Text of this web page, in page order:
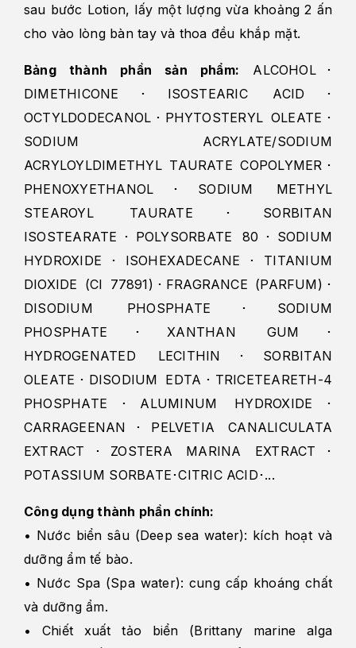
sau bước Lotion, lấy một lượng vừa khoảng 2 ấn
cho vào lòng bàn tay và thoa đều khắp mặt.
Bảng thành phần sản phẩm: ALCOHOL･
DIMETHICONE･ISOSTEARIC ACID･
OCTYLDODECANOL･PHYTOSTERYL OLEATE･
SODIUM ACRYLATE/SODIUM
ACRYLOYLDIMETHYL TAURATE COPOLYMER･
PHENOXYETHANOL･SODIUM METHYL
STEAROYL TAURATE･SORBITAN
ISOSTEARATE･POLYSORBATE 80･SODIUM
HYDROXIDE･ISOHEXADECANE･TITANIUM
DIOXIDE (CI 77891)･FRAGRANCE (PARFUM)･
DISODIUM PHOSPHATE･SODIUM
PHOSPHATE･XANTHAN GUM･
HYDROGENATED LECITHIN･SORBITAN
OLEATE･DISODIUM EDTA･TRICETEARETH-4
PHOSPHATE･ALUMINUM HYDROXIDE･
CARRAGEENAN･PELVETIA CANALICULATA
EXTRACT･ZOSTERA MARINA EXTRACT･
POTASSIUM SORBATE･CITRIC ACID･...
Công dụng thành phần chính:
• Nước biển sâu (Deep sea water): kích hoạt và
dưỡng ẩm tế bào.
• Nước Spa (Spa water): cung cấp khoáng chất
và dưỡng ẩm.
• Chiết xuất tảo biển (Brittany marine alga